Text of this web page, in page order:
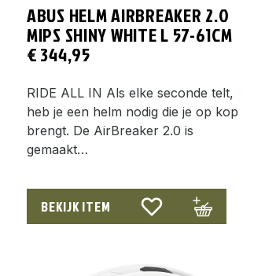
ABUS HELM AIRBREAKER 2.0
MIPS SHINY WHITE L 57-61CM
€344,95
RIDE ALL IN Als elke seconde telt,
heb je een helm nodig die je op kop
brengt. De AirBreaker 2.0 is
gemaakt…
BEKIJK ITEM